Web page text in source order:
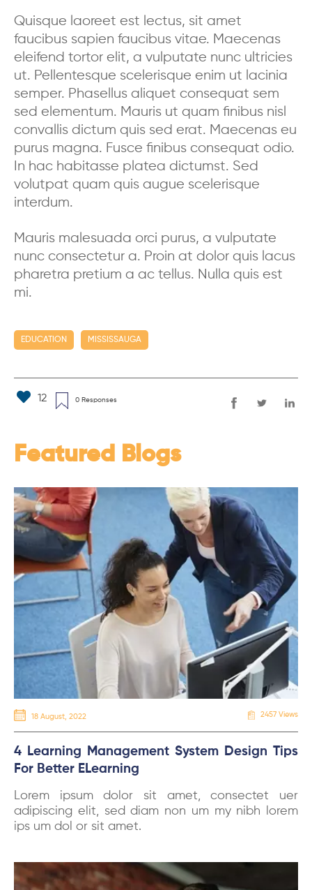
Quisque laoreet est lectus, sit amet
faucibus sapien faucibus vitae. Maecenas
eleifend tortor elit, a vulputate nunc ultricies
ut. Pellentesque scelerisque enim ut lacinia
semper. Phasellus aliquet consequat sem
sed elementum. Mauris ut quam finibus nisl
convallis dictum quis sed erat. Maecenas eu
purus magna. Fusce finibus consequat odio.
In hac habitasse platea dictumst. Sed
volutpat quam quis augue scelerisque
interdum.
Mauris malesuada orci purus, a vulputate
nunc consectetur a. Proin at dolor quis lacus
pharetra pretium a ac tellus. Nulla quis est
mi.
EDUCATION MISSISSAUGA
12 0 Responses
Featured Blogs
18 August, 2022 2457 Views
4 Learning Management System Design Tips
For Better ELearning
Lorem ipsum dolor sit amet, consectet uer
adipiscing elit, sed diam non um my nibh lorem
ips um dol or sit amet.